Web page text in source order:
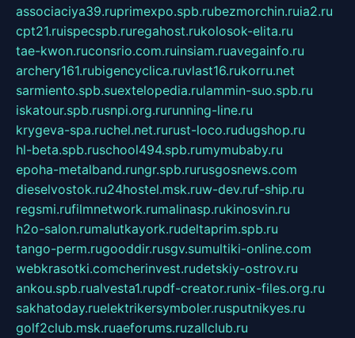
associaciya39.ruprimexpo.spb.rubezmorchin.ruia2.ru
cpt21.ruispecspb.ruregahost.rukolosok-elita.ru
tae-kwon.ruconsrio.com.ruinsiam.ruavegainfo.ru
archery161.rubigencyclica.ruvlast16.rukorru.net
sarmiento.spb.suextelopedia.rulammin-suo.spb.ru
iskatour.spb.rusnpi.org.rurunning-line.ru
krygeva-spa.ruchel.net.rurust-loco.rudugshop.ru
hl-beta.spb.ruschool494.spb.rumymubaby.ru
epoha-metalband.rungr.spb.rurusgosnews.com
dieselvostok.ru24hostel.msk.ruw-dev.ruf-ship.ru
regsmi.rufilmnetwork.rumalinasp.rukinosvin.ru
h2o-salon.rumalutkayork.rudeltaprim.spb.ru
tango-perm.rugooddir.rusgv.sumultiki-online.com
webkrasotki.comcherinvest.rudetskiy-ostrov.ru
ankou.spb.rualvesta1.rupdf-creator.runix-files.org.ru
sakhatoday.ruelektrikersymboler.rusputnikyes.ru
golf2club.msk.ruaeforums.ruzallclub.ru